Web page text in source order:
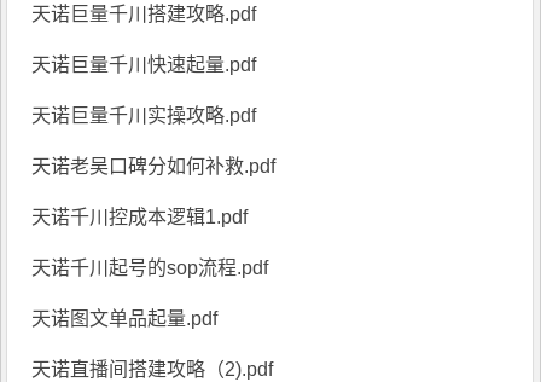
天诺巨量千川搭建攻略.pdf
天诺巨量千川快速起量.pdf
天诺巨量千川实操攻略.pdf
天诺老吴口碑分如何补救.pdf
天诺千川控成本逻辑1.pdf
天诺千川起号的sop流程.pdf
天诺图文单品起量.pdf
天诺直播间搭建攻略（2).pdf